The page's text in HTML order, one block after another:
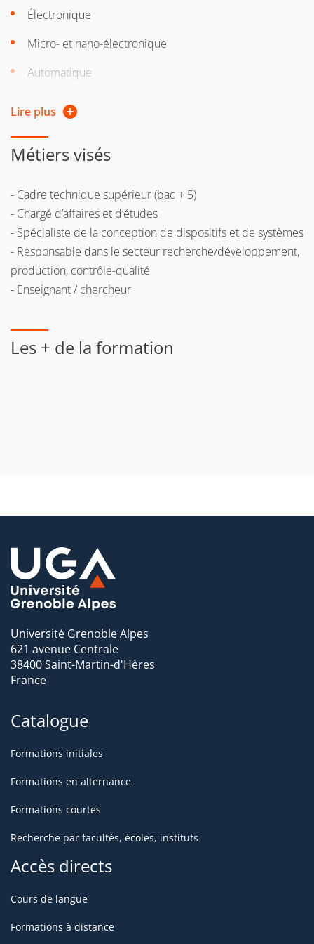
• or if you are an employee, job seeker, self-employed
If you do not have the diploma required to integrate the
training, you can undertake a
Électronique
Micro- et nano-électronique
Automatique
Supervision
Informatique temps réel
Télécoms
Lire plus
Métiers visés
- Cadre technique supérieur (bac + 5)
- Chargé d’affaires et d’études
- Spécialiste de la conception de dispositifs et de systèmes
- Responsable dans le secteur recherche/développement,
production, contrôle-qualité
- Enseignant / chercheur
Les + de la formation
Université Grenoble Alpes
621 avenue Centrale
38400 Saint-Martin-d'Hères
France
Catalogue
Formations initiales
Formations en alternance
Formations courtes
Recherche par facultés, écoles, instituts
Accès directs
Cours de langue
Formations à distance